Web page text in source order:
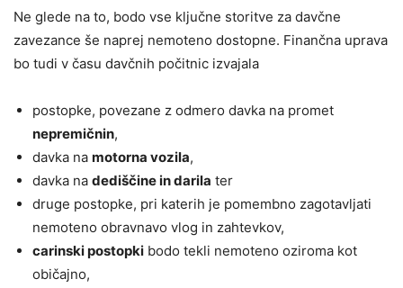
Ne glede na to, bodo vse ključne storitve za davčne
zavezance še naprej nemoteno dostopne. Finančna uprava
bo tudi v času davčnih počitnic izvajala
postopke, povezane z odmero davka na promet
nepremičnin,
davka na motorna vozila,
davka na dediščine in darila ter
druge postopke, pri katerih je pomembno zagotavljati
nemoteno obravnavo vlog in zahtevkov,
carinski postopki bodo tekli nemoteno oziroma kot
običajno,